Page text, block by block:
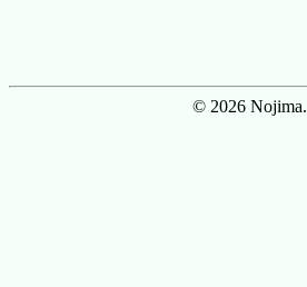
© 2026 Nojima.